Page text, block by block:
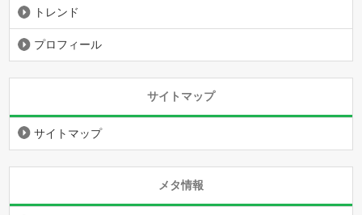
トレンド
プロフィール
サイトマップ
サイトマップ
メタ情報